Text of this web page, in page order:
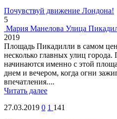
Почувствуй движение Лондона!
5
Мария Манелова Улица
2019
Площадь Пикадилли в самом
несколько главных улиц города.
начинаются именно с этой
днем и вечером, когда огни
впечатления....
Читать далее
27.03.2019 0 1 141